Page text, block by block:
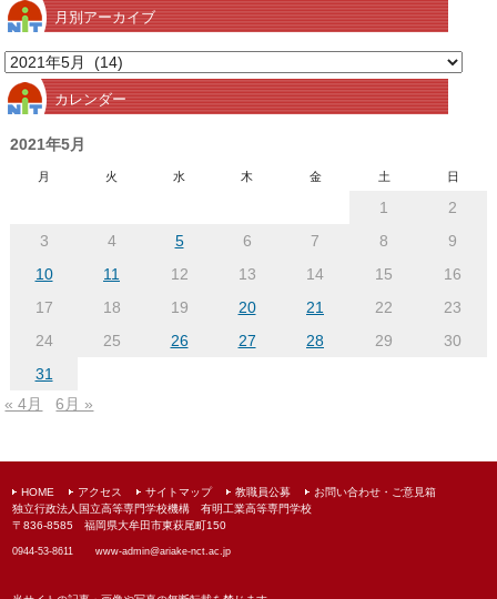
月別アーカイブ
月
別
ア
ー
カレンダー
2021年5月
月 火 水 木 金 土 日
1
2
3
4 5 6 7 8
9
10
11 12 13 14 15
16
17
18 19 20 21 22
23
24
25 26 27 28 29
30
31
« 4月
6月 »
HOME アクセス サイトマップ 教職員公募
お問い合わせ・ご意見箱
独立行政法人国立高等専門学校機構 有明工業高等専門学校
〒836-8585 福岡県大牟田市東萩尾町150
0944-53-8611 www-admin@ariake-nct.ac.jp